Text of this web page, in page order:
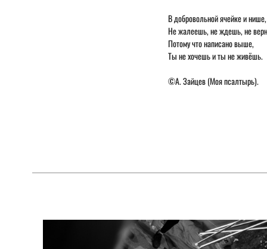
В добровольной ячейке и нише,
Не жалеешь, не ждешь, не
Потому что написано выше,
Ты не хочешь и ты не живёшь.
©️А. Зайцев (Моя псалтырь).